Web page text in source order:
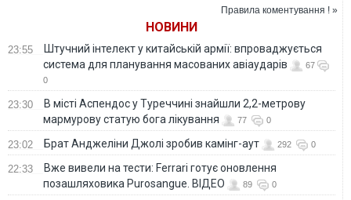
Правила коментування ! »
НОВИНИ
23:55
Штучний інтелект у китайській армії: впроваджується
система для планування масованих авіаударів
67
0
23:30
В місті Аспендос у Туреччині знайшли 2,2-метрову
мармурову статую бога лікування
77 0
23:02 Брат Анджеліни Джолі зробив камінг-аут 292 0
22:33
Вже вивели на тести: Ferrari готує оновлення
позашляховика Purosangue. ВІДЕО
89 0